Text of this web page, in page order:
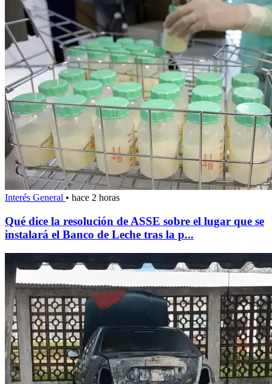
Interés General • hace 2 horas
Qué dice la resolución de ASSE sobre el lugar que se
instalará el Banco de Leche tras la p...